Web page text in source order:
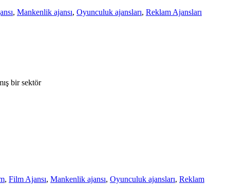
, Mankenlik ajansı, Oyunculuk ajansları, Reklam Ajansları
bir sektör
, Film Ajansı, Mankenlik ajansı, Oyunculuk ajansları, Reklam